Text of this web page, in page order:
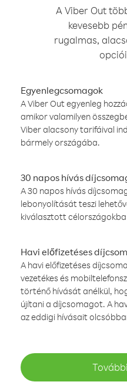
A Viber Out
kevesebb
rugalmas,
Egyenlegcsomagok
A Viber Out egyenleg
amikor valamilyen
Viber alacsony tarifáival
bármely országába.
30 napos hívás
A 30 napos hívás
lebonyolítását teszi
kiválasztott
Havi előfizetéses
A havi előfizetéses
vezetékes és
történő hívását anélkül,
újítani a díjcsomagot. A
az eddigi hívásait